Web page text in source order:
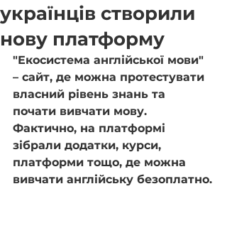
українців створили
нову платформу
"Екосистема англійської мови"
– сайт, де можна протестувати
власний рівень знань та
почати вивчати мову.
Фактично, на платформі
зібрали додатки, курси,
платформи тощо, де можна
вивчати англійську безоплатно.